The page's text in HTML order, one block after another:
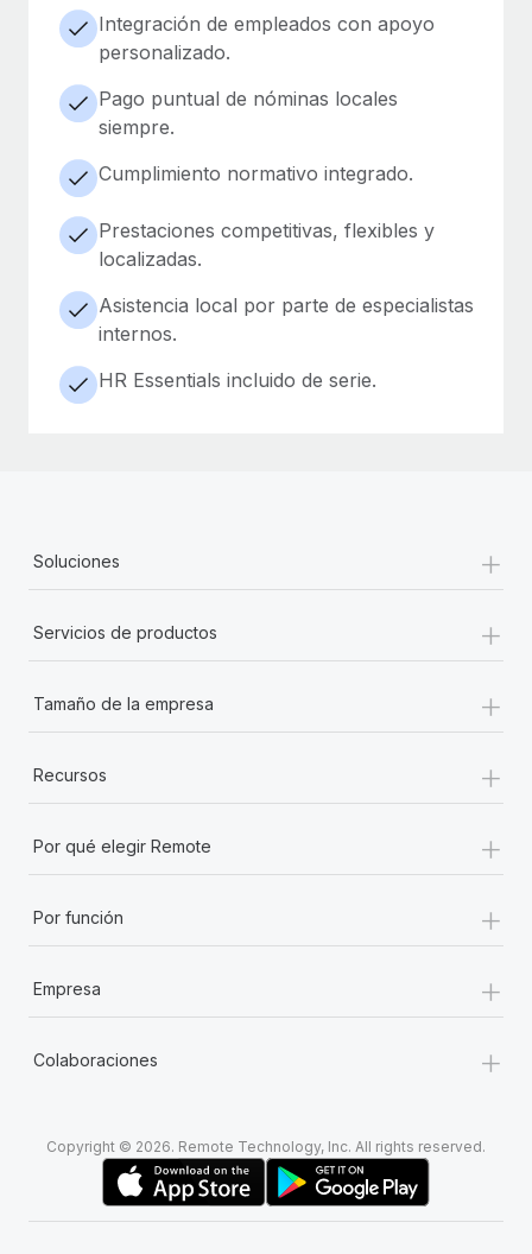
Integración de empleados con apoyo
personalizado.
Pago puntual de nóminas locales
siempre.
Cumplimiento normativo integrado.
Prestaciones competitivas, flexibles y
localizadas.
Asistencia local por parte de especialistas
internos.
HR Essentials incluido de serie.
Soluciones +
Servicios de productos +
Tamaño de la empresa +
Recursos +
Por qué elegir Remote +
Por función +
Empresa +
Colaboraciones +
Copyright © 2026. Remote Technology, Inc. All rights reserved.